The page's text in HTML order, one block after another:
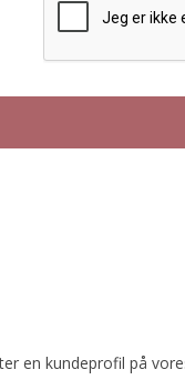
en kundeprofil på